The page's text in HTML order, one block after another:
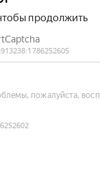
пожалуйста,